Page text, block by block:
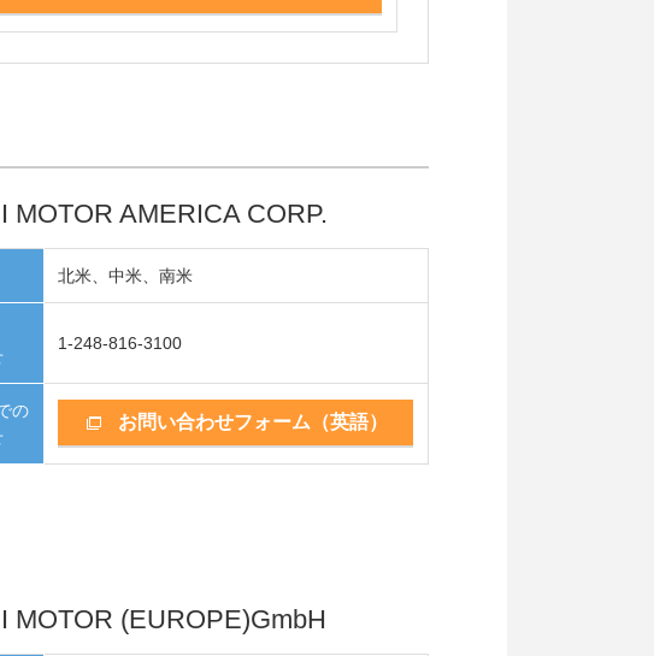
MOTOR AMERICA CORP.
北米、中米、南米
1-248-816-3100
の
お問い合わせフォーム（英語）
MOTOR (EUROPE)GmbH